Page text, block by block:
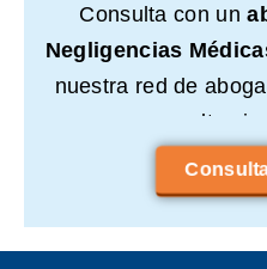
Consulta con un
Negligencias
nuestra red de
consulta